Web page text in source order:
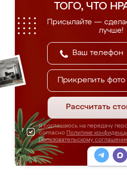
ТОГО, ЧТО
Присылайте —
лучше!
Прикрепить фото
Рассчитать
Я соглашаюсь на передачу
согласно Политике
Пользовательскому